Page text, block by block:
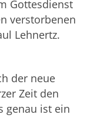
Gottesdienst
verstorbenen
Lehnertz.
der neue
Zeit den
genau ist ein